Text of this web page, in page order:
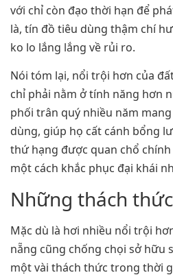
với chỉ còn đạo thời hạn để
là, tín đồ tiêu dùng thậm chí
ko lo lắng lắng về rủi ro.
Nói tóm lại, nổi trội hơn của
chỉ phải nằm ở tính năng hơn
phối trân quý nhiều năm
dùng, giúp họ cất cánh bổng
thứ hạng được quan chổ
một cách khắc phục đại khái
Những thách
Mặc dù là hơi nhiều nổi trội
nẵng cũng chống chọi sở hữu
một vài thách thức trong thời